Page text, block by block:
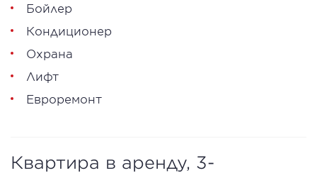
Бойлер
Кондиционер
Охрана
Лифт
Евроремонт
Квартира в аренду, 3-